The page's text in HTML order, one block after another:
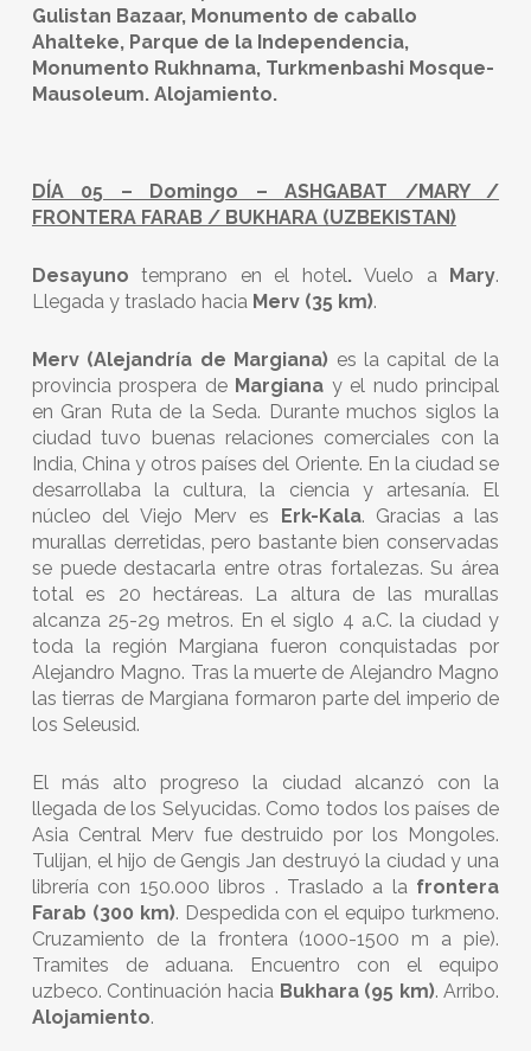
Gulistan Bazaar, Monumento de caballo
Ahalteke, Parque de la Independencia,
Monumento Rukhnama, Turkmenbashi Mosque-
Mausoleum. Alojamiento.
DÍA 05 – Domingo –ASHGABAT /MARY /
FRONTERA FARAB / BUKHARA (UZBEKISTAN)
Desayunotemprano en el hotel.Vuelo a Mary.
Llegada y traslado hacia Merv (35 km).
Merv (Alejandría de Margiana) es la capital de la
provincia prospera de Margiana y el nudo principal
en Gran Ruta de la Seda. Durante muchos siglos la
ciudad tuvo buenas relaciones comerciales con la
India, China y otros países del Oriente. En la ciudad se
desarrollaba la cultura, la ciencia y artesanía. El
núcleo del Viejo Merv es
Erk-Kala. Gracias a las
murallas derretidas, pero bastante bien conservadas
se puede destacarla entre otras fortalezas. Su área
total es 20 hectáreas. La altura de las murallas
alcanza 25-29 metros. En el siglo 4 a.C. la ciudad y
toda la región Margiana fueron conquistadas por
Alejandro Magno. Tras la muerte de Alejandro Magno
las tierras de Margiana formaron parte del imperio de
los Seleusid.
El más alto progreso la ciudad alcanzó con la
llegada de los Selyucidas. Como todos los países de
Asia Central Merv fue destruido por los Mongoles.
Tulijan, el hijo de Gengis Jan destruyó la ciudad y una
librería con 150.000 libros . Traslado a la frontera
Farab (300 km). Despedida con el equipo turkmeno.
Cruzamiento de la frontera (1000-1500 m a pie).
Tramites de aduana. Encuentro con el equipo
uzbeco. Continuación hacia Bukhara (95 km). Arribo.
Alojamiento.